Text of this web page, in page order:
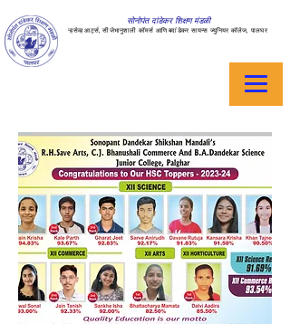
सोनोपंत दांडेकर शिक्षण मंडळी
ऱ्हसेव्ह आर्ट्स, सीजेभानुशाली कॉमर्स आणि बदांडेकर सायन्स ज्युनियर कॉलेज, पालघर